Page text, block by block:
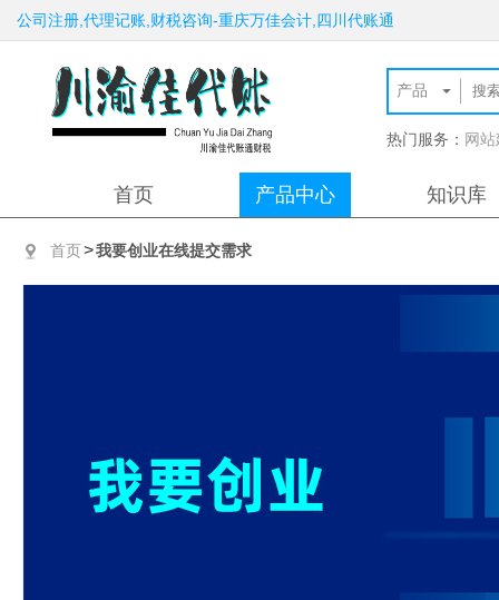
公司注册,代理记账,财税咨询-重庆万佳会计,四川代账通
热门服务： 网
首页 产品中心 知识库
首页>我要创业在线提交需求